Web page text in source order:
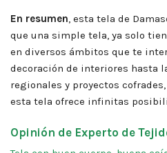
En resumen, esta tela de
que una simple tela, ya solo
en diversos ámbitos que te
decoración de interiores hasta
regionales y proyectos
esta tela ofrece infinitas
Opinión de Experto de